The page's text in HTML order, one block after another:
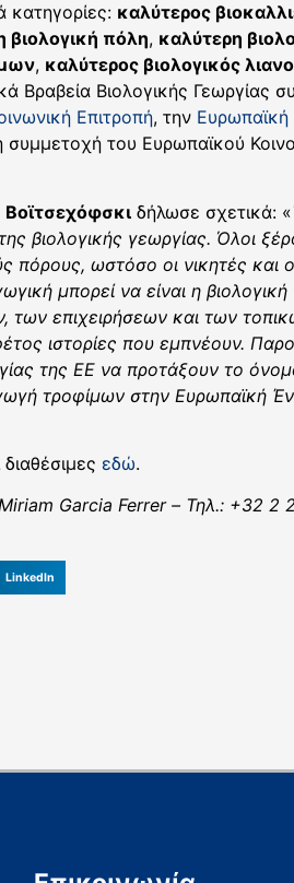
καλύτερος
βιολογική πόλη, καλύτερη
, καλύτερος βιολογικός
Βραβεία Βιολογικής Γεωργίας
Επιτροπή, την Ευρωπαϊκή
συμμετοχή του Ευρωπαϊκού
Βοϊτσεχόφσκι δήλωσε σχετικά: «
βιολογικής γεωργίας. Όλοι
πόρους, ωστόσο οι νικητές και
μπορεί να είναι η
των επιχειρήσεων και των
ιστορίες που εμπνέουν.
της ΕΕ να προτάξουν το
τροφίμων στην Ευρωπαϊκή
εδώ.
Miriam Garcia Ferrer – Τηλ.: +32
LinkedIn